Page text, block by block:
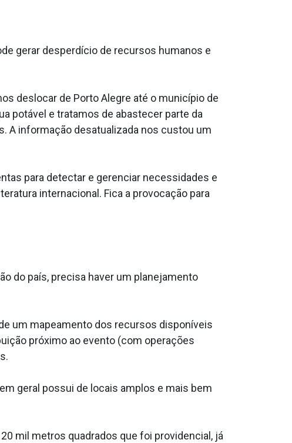
gerar desperdício de recursos humanos e
deslocar de Porto Alegre até o município de
potável e tratamos de abastecer parte da
A informação desatualizada nos custou um
para detectar e gerenciar necessidades e
internacional. Fica a provocação para
do país, precisa haver um planejamento
um mapeamento dos recursos disponíveis
próximo ao evento (com operações
geral possui de locais amplos e mais bem
mil metros quadrados que foi providencial, já